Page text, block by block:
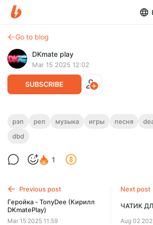
Go to blog
DKmate play
Mar 15 2025 12:02
SUBSCRIBE
ГИМН DBD - TonyDee ft.
(Кирилл DKmatePlay)
Видные лишь убийце
Резкие действия прыжки все видны
рэп реп музыка игры песня
dbd
1
Previous post
Геройка - TonyDee (Кирилл
DKmatePlay)
Mar 15 2025 11:59
Next post
ЧАТИК
Aug 02